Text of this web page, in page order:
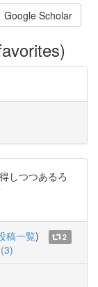
Google Scholar
しつつあるろ
稿一覧)
2